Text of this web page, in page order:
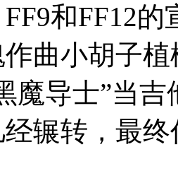
和FF12
曲小胡子
魔导士”当
辗转，最